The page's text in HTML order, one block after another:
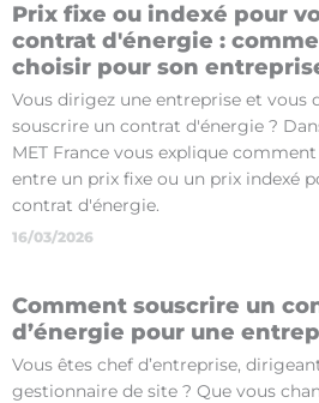
Prix fixe ou indexé pour
contrat d'énergie :
choisir pour son
Vous dirigez une entreprise et vous
souscrire un contrat d'énergie ?
MET France vous explique
entre un prix fixe ou un prix indexé
contrat d'énergie.
16/03/2026
Comment souscrire un
d’énergie pour une
Vous êtes chef d’entreprise,
gestionnaire de site ? Que vous